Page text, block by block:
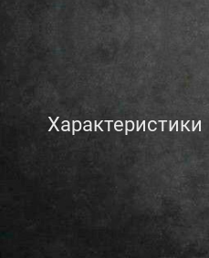
Характеристики